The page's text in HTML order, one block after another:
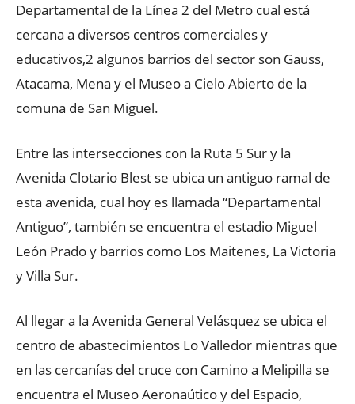
Departamental de la Línea 2 del Metro cual está
cercana a diversos centros comerciales y
educativos,2 algunos barrios del sector son Gauss,
Atacama, Mena y el Museo a Cielo Abierto de la
comuna de San Miguel.
Entre las intersecciones con la Ruta 5 Sur y la
Avenida Clotario Blest se ubica un antiguo ramal de
esta avenida, cual hoy es llamada “Departamental
Antiguo”, también se encuentra el estadio Miguel
León Prado y barrios como Los Maitenes, La Victoria
y Villa Sur.
Al llegar a la Avenida General Velásquez se ubica el
centro de abastecimientos Lo Valledor mientras que
en las cercanías del cruce con Camino a Melipilla se
encuentra el Museo Aeronaútico y del Espacio,